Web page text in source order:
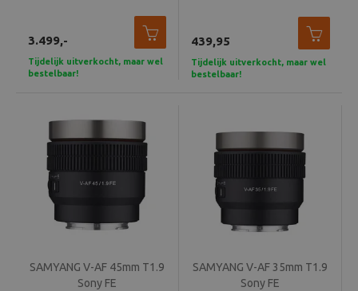
3.499,-
Tijdelijk uitverkocht, maar wel
bestelbaar!
439,95
Tijdelijk uitverkocht, maar wel
bestelbaar!
SAMYANG V-AF 45mm T1.9
Sony FE
SAMYANG V-AF 35mm T1.9
Sony FE